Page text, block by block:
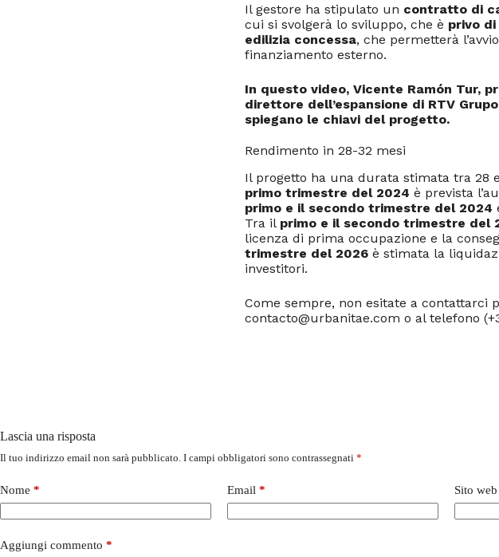
Il gestore ha stipulato un contratto di
cui si svolgerà lo sviluppo, che è privo
edilizia concessa, che permetterà
finanziamento esterno.
In questo video, Vicente Ramón Tur,
direttore dell’espansione di RTV
spiegano le chiavi del progetto.
Rendimento in 28-32 mesi
Il progetto ha una durata stimata tra 28
primo trimestre del 2024 è prevista
primo e il secondo trimestre del 2024
Tra il primo e il secondo trimestre del
licenza di prima occupazione e la
trimestre del 2026 è stimata la
investitori.
Come sempre, non esitate a contattarci
contacto@urbanitae.com o al telefono
Lascia una risposta
Il tuo indirizzo email non sarà pubblicato. I campi obbligatori sono contrassegnati *
Nome * Email * Sito web
Aggiungi commento *